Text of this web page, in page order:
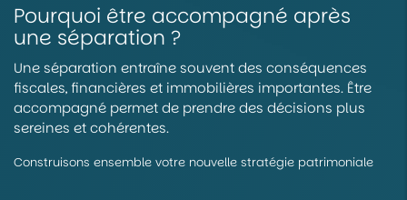
Pourquoi être accompagné après
une séparation ?
Une séparation entraîne souvent des conséquences
fiscales, financières et immobilières importantes. Être
accompagné permet de prendre des décisions plus
sereines et cohérentes.
Construisons ensemble votre nouvelle stratégie patrimoniale